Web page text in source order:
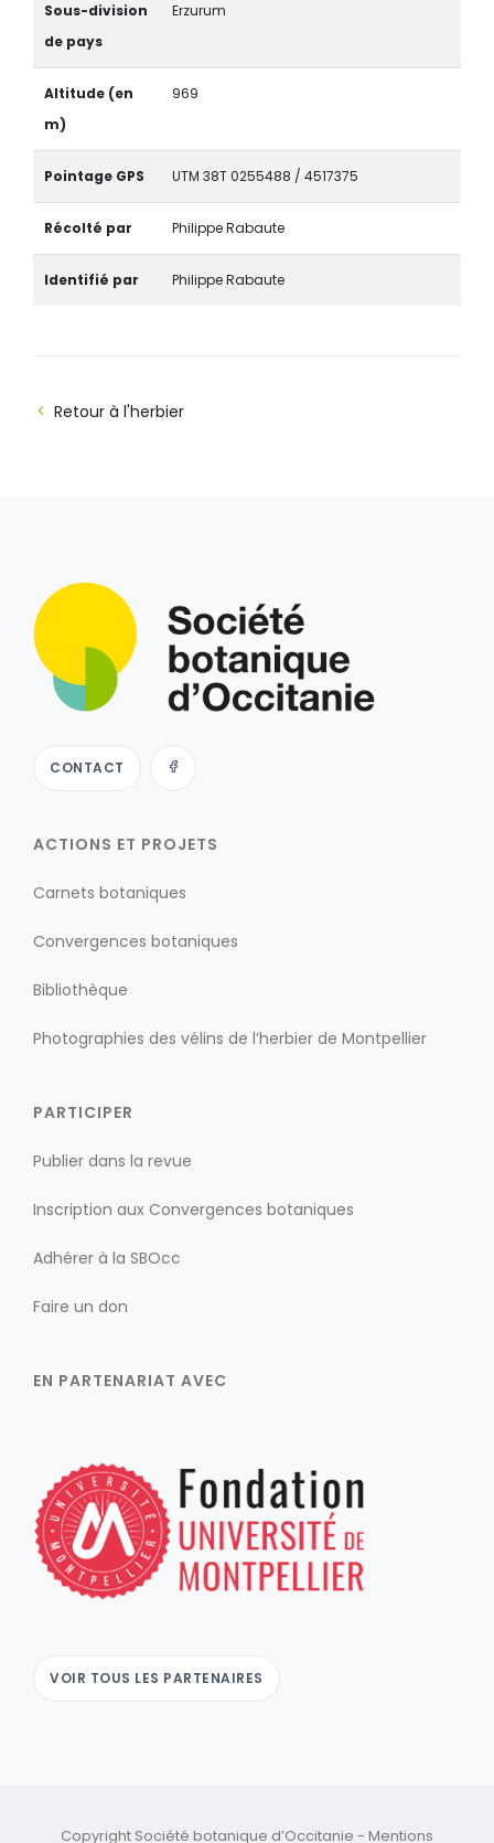
Sous-division
de pays
Erzurum
Altitude (en
m)
969
Pointage GPS UTM 38T 0255488 / 4517375
Récolté par Philippe Rabaute
Identifié par Philippe Rabaute
Retour à l'herbier
CONTACT
ACTIONS ET PROJETS
Carnets botaniques
Convergences botaniques
Bibliothèque
Photographies des vélins de l’herbier de Montpellier
PARTICIPER
Publier dans la revue
Inscription aux Convergences botaniques
Adhérer à la SBOcc
Faire un don
EN PARTENARIAT AVEC
VOIR TOUS LES PARTENAIRES
Copyright Société botanique d’Occitanie - Mentions